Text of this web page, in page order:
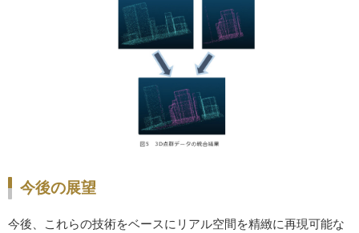
今後の展望
今後、これらの技術をベースにリアル空間を精緻に再現可能な